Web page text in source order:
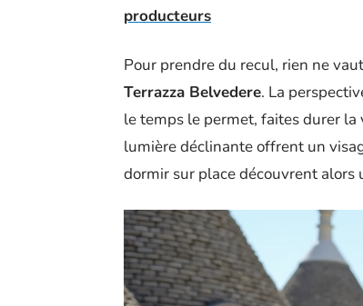
producteurs
Pour prendre du recul, rien ne
Terrazza Belvedere. La
le temps le permet, faites durer la
lumière déclinante offrent un
dormir sur place découvrent